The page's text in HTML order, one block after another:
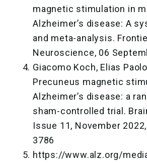
magnetic stimulation in
Alzheimer’s disease: A
and meta-analysis.
Neuroscience, 06
Giacomo Koch, Elias
Precuneus magnetic
Alzheimer’s disease: a
sham-controlled trial.
Issue 11, November
3786
https://www.alz.org/